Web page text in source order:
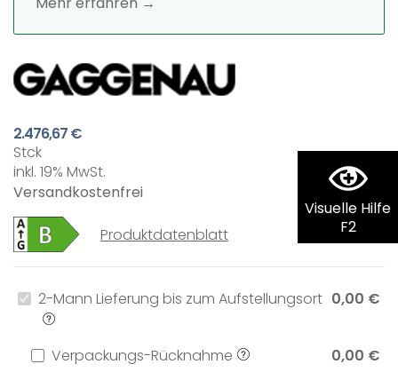
Visuelle Hilfe
F2
2.476,67 €
Stck
inkl. 19% MwSt.
Versandkostenfrei
Produktdatenblatt
2-Mann Lieferung bis zum Aufstellungsort 0,00 €
Verpackungs-Rücknahme
0,00 €